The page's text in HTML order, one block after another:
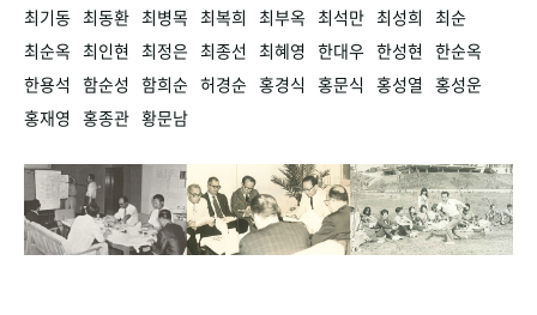
최기동 최동환 최병목 최복희 최부옥 최석만 최성희 최순
최순옥 최인현 최정은 최종선 최혜영 한대우 한성현 한순옥
한용석 함순성 함희순 허경순 홍경식 홍문식 홍성열 홍성운
홍재영 홍종관 황문남